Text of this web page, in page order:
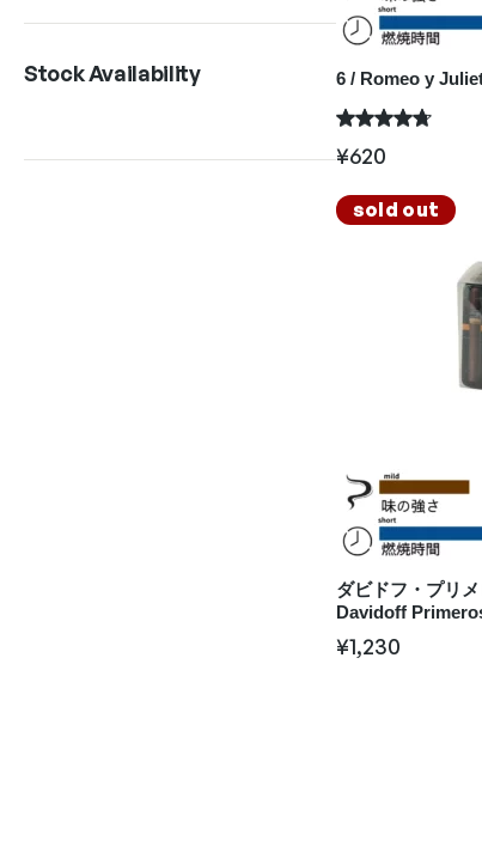
Stock Availability 6 / Romeo y
¥620
sold out
ダビドフ・プリ
Davidoff
¥1,230